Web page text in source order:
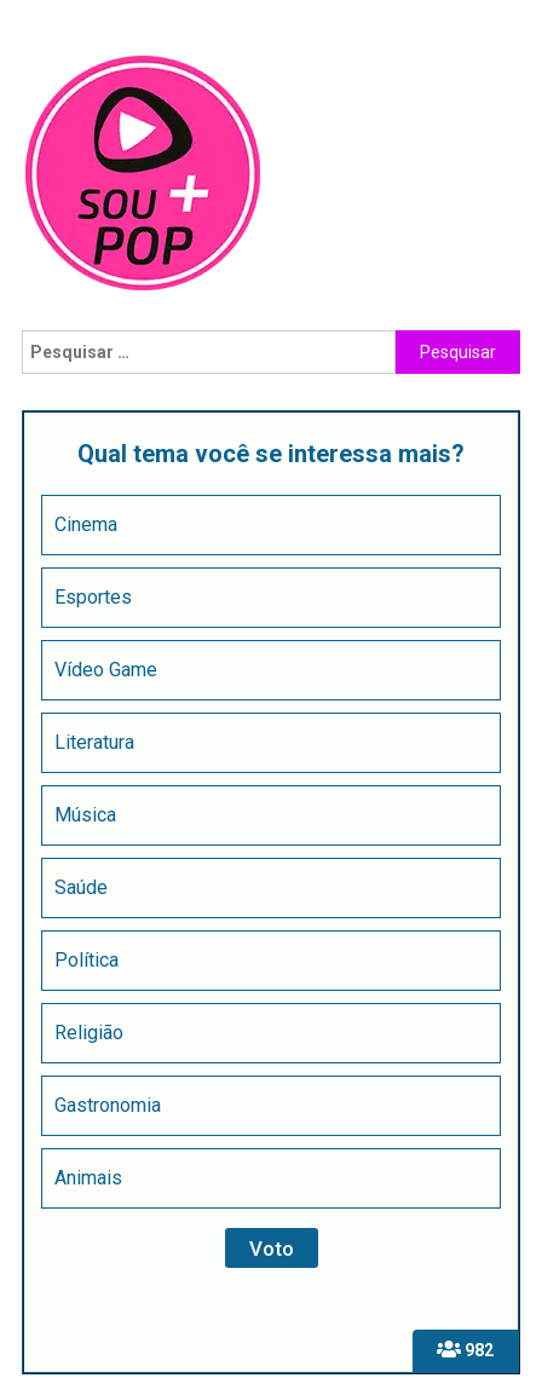
982
Qual tema você se interessa mais?
Cinema
Esportes
Vídeo Game
Literatura
Música
Saúde
Política
Religião
Gastronomia
Animais